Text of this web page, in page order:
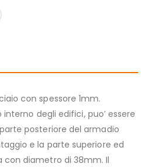
con spessore 1mm.
interno degli edifici, puo’ essere
posteriore del armadio
e la parte superiore ed
diametro di 38mm. Il